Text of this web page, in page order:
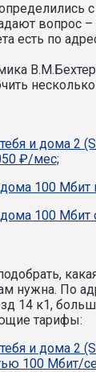
вопрос
есть по
и дома 2
₽/мес;
100 Мбит
100 Мбит
нужна. По
14 к1,
тарифы:
и дома 2
100 Мбит/